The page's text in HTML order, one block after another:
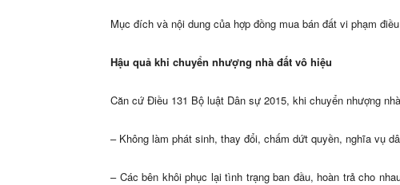
Mục đích và nội dung của hợp đồng mua bán đất vi phạm
Hậu quả khi chuyển nhượng nhà đất vô hiệu
Căn cứ Điều 131 Bộ luật Dân sự 2015, khi chuyển nhượng
– Không làm phát sinh, thay đổi, chấm dứt quyền, nghĩa vụ
– Các bên khôi phục lại tình trạng ban đầu, hoàn trả cho